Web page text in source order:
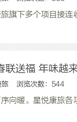
旗下多个项目接
联送福 年味越
旅 浏览次数：544
向暖。星悦康旅